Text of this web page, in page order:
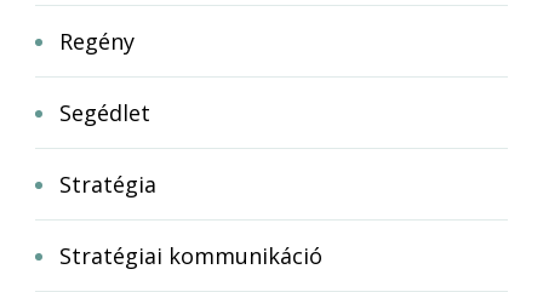
Regény
Segédlet
Stratégia
Stratégiai kommunikáció